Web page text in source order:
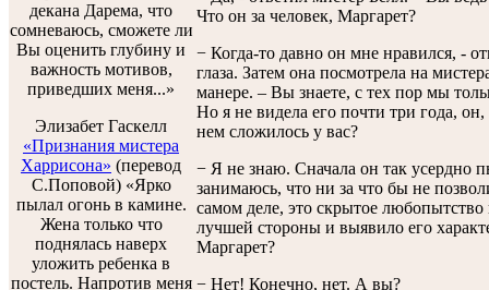
декана Дарема, что
сомневаюсь, сможете ли
Вы оценить глубину и
важность мотивов,
приведших меня...»
Элизабет Гаскелл
«Признания мистера
Харрисона» (перевод
С.Поповой) «Ярко
пылал огонь в камине.
Жена только что
поднялась наверх
уложить ребенка в
постель. Напротив меня
Что он за человек, Маргарет?
− Когда-то давно он мне нравился, -
глаза. Затем она посмотрела на
манере. – Вы знаете, с тех пор мы
Но я не видела его почти три года,
нем сложилось у вас?
− Я не знаю. Сначала он так усердно
занимаюсь, что ни за что бы не
самом деле, это скрытое любопытство
лучшей стороны и выявило его
Маргарет?
− Нет! Конечно, нет. А вы?